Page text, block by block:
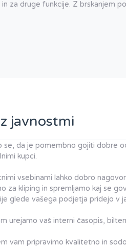
za druge funkcije. Z brskanjem
javnostmi
se, da je pomembno gojiti dobre
kupci.
vsebinami lahko dobro
za kliping in spremljamo kaj se
glede vašega podjetja pridejo v
urejamo vaš interni časopis,
vam pripravimo kvalitetno in